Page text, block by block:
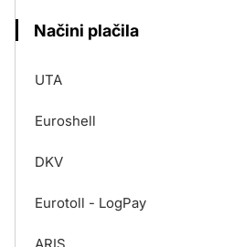
Načini plačila
UTA
Euroshell
DKV
Eurotoll - LogPay